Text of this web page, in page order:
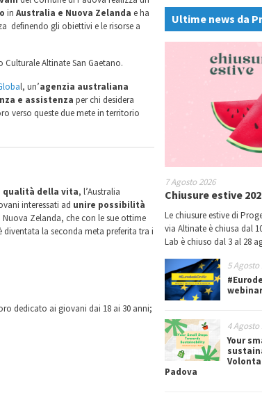
in Australia e Nuova Zelanda e ha
definendo gli obiettivi e le risorse a
Culturale Altinate San Gaetano.
l, un’agenzia australiana
e assistenza per chi desidera
verso queste due mete in territorio
qualità della vita, l’Australia
interessati ad unire possibilità
Zelanda, che con le sue ottime
diventata la seconda meta preferita tra i
dedicato ai giovani dai 18 ai 30 anni;
Ultime news da
7 Agosto 2026
Chiusure estive
Le chiusure estive di
via Altinate è chiusa dal
Lab è chiuso dal 3 al 28
5 Agosto
webinar
4 Agosto
Your
Padova